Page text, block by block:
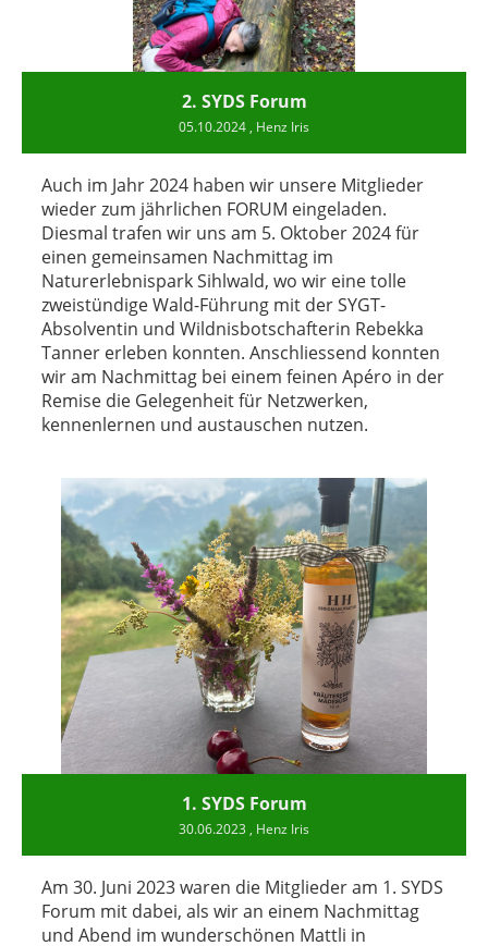
2. SYDS Forum
05.10.2024 , Henz Iris
Auch im Jahr 2024 haben wir unsere Mitglieder
wieder zum jährlichen FORUM eingeladen.
Diesmal trafen wir uns am 5. Oktober 2024 für
einen gemeinsamen Nachmittag im
Naturerlebnispark Sihlwald, wo wir eine tolle
zweistündige Wald-Führung mit der SYGT-
Absolventin und Wildnisbotschafterin Rebekka
Tanner erleben konnten. Anschliessend konnten
wir am Nachmittag bei einem feinen Apéro in der
Remise die Gelegenheit für Netzwerken,
kennenlernen und austauschen nutzen.
1. SYDS Forum
30.06.2023 , Henz Iris
Am 30. Juni 2023 waren die Mitglieder am 1. SYDS
Forum mit dabei, als wir an einem Nachmittag
und Abend im wunderschönen Mattli in